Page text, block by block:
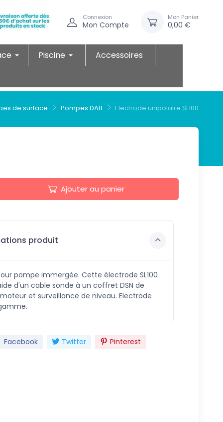
Connexion
Mon Compte
Mon Panier
0,00 €
Piscine
Accessoires
de surface Pompes DAB Electrode unipolaire SL100
Ajouter au panier
produit
pompe immergée. Cette électrode SL100
d'un cable sonde à un coffret DSN de
et surveillance de niveau. Electrode
Facebook Twitter Pinterest